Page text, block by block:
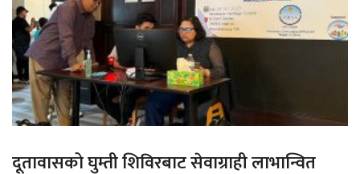
दूतावासको घुम्ती शिविरबाट सेवाग्राही लाभान्वित